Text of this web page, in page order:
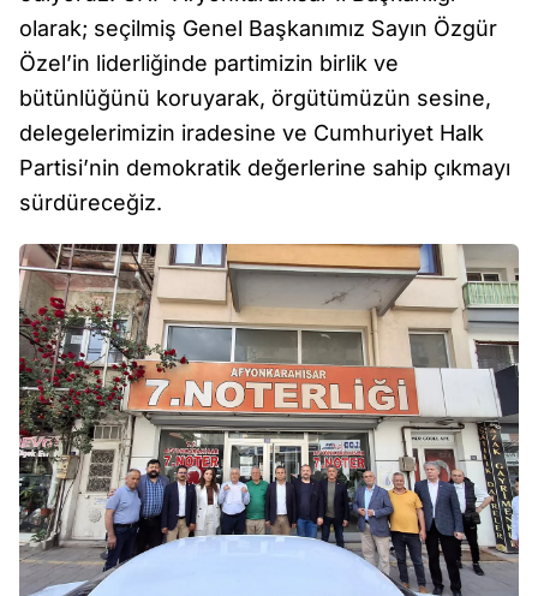
olarak; seçilmiş Genel Başkanımız Sayın Özgür
Özel’in liderliğinde partimizin birlik ve
bütünlüğünü koruyarak, örgütümüzün sesine,
delegelerimizin iradesine ve Cumhuriyet Halk
Partisi’nin demokratik değerlerine sahip çıkmayı
sürdüreceğiz.